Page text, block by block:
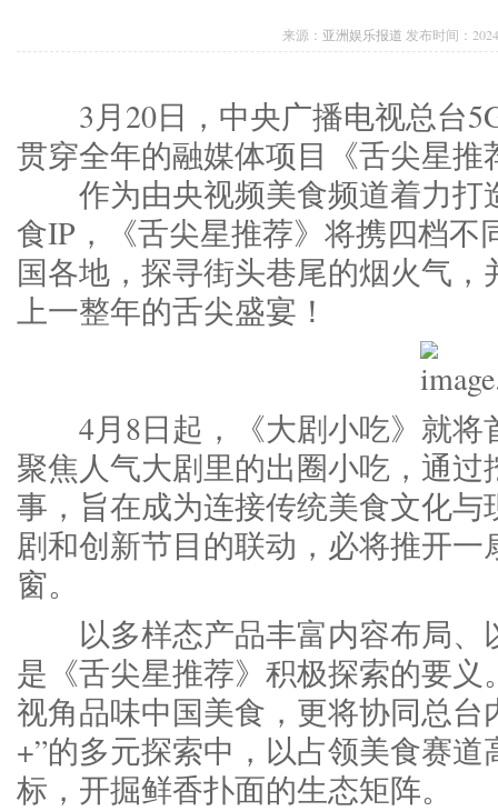
来源： 亚洲娱乐报道 发布时间：
3月20日，中央广播电视总台
贯穿全年的融媒体项目《舌尖星推
作为由央视频美食频道着力打
食IP，《舌尖星推荐》将携四档
国各地，探寻街头巷尾的烟火气
上一整年的舌尖盛宴！
4月8日起，《大剧小吃》就将
聚焦人气大剧里的出圈小吃，通
事，旨在成为连接传统美食文化
剧和创新节目的联动，必将推开
窗。
以多样态产品丰富内容布局、
是《舌尖星推荐》积极探索的要
视角品味中国美食，更将协同总
+”的多元探索中，以占领美食赛
标，开掘鲜香扑面的生态矩阵。